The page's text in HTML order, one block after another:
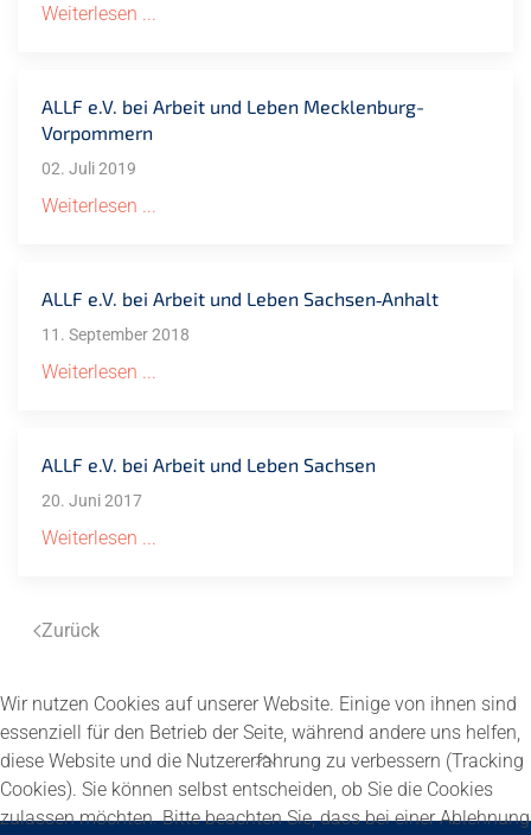
Weiterlesen ...
ALLF e.V. bei Arbeit und Leben Mecklenburg-
Vorpommern
02. Juli 2019
Weiterlesen ...
ALLF e.V. bei Arbeit und Leben Sachsen‐Anhalt
11. September 2018
Weiterlesen ...
ALLF e.V. bei Arbeit und Leben Sachsen
20. Juni 2017
Weiterlesen ...
Zurück
Wir nutzen Cookies auf unserer Website. Einige von ihnen sind
essenziell für den Betrieb der Seite, während andere uns helfen,
diese Website und die Nutzererfahrung zu verbessern (Tracking
Cookies). Sie können selbst entscheiden, ob Sie die Cookies
zulassen möchten. Bitte beachten Sie, dass bei einer Ablehnung